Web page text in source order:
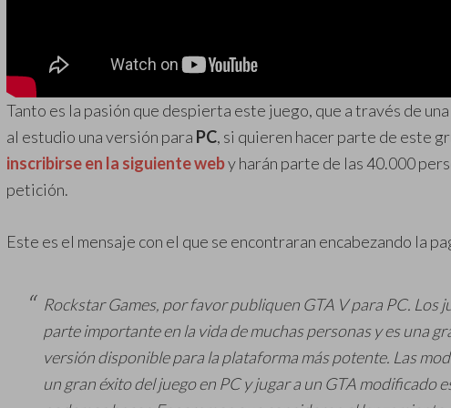
Tanto es la pasión que despierta este juego, que a través de
al estudio una versión para PC, si quieren hacer parte de este
inscribirse en la siguiente weby harán parte de las 40.000
petición.
Este es el mensaje con el que se encontraran encabezando la
Rockstar Games, por favor publiquen GTA V para PC. Los
parte importante en la vida de muchas personas y es una
versión disponible para la plataforma más potente. Las
un gran éxito del juego en PC y jugar a un GTA modificado